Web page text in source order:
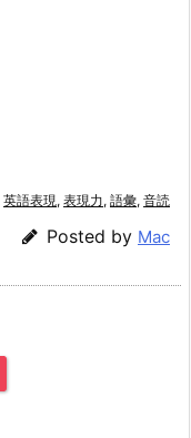
英語表現, 表現力, 語彙, 音読
Posted by Mac